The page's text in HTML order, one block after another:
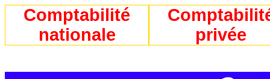
Comptabilité
nationale
privée